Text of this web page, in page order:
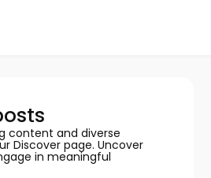
content and diverse
Discover page. Uncover
in meaningful